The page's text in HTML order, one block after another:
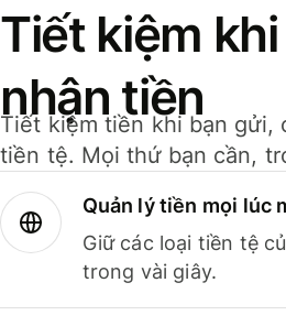
Tiết kiệm
nhận tiền
Tiết kiệm tiền khi bạn gửi,
tiền tệ. Mọi thứ bạn cần,
Quản lý tiền mọi lúc
Giữ các loại tiền tệ
trong vài giây.